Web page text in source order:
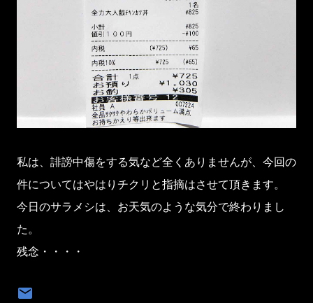
私は、誹謗中傷をする気など全くありませんが、今回の
件についてはやはりチクリと指摘はさせて頂きます。
今日のサラメシは、お天気のような気分で終わりまし
た。
残念・・・・